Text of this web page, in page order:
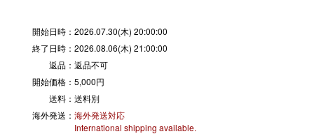
開始日時： 2026.07.30(木) 20:00:00
終了日時： 2026.08.06(木) 21:00:00
返品： 返品不可
開始価格： 5,000円
送料： 送料別
海外発送： 海外発送対応
International shipping available.